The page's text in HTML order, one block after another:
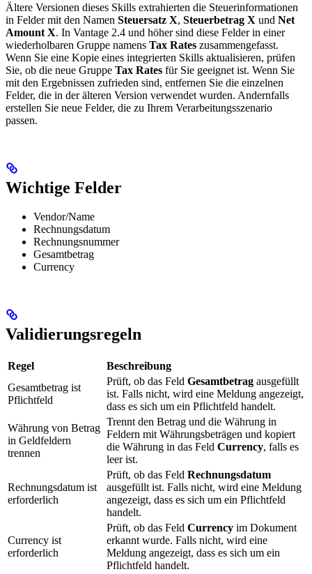
Ältere Versionen dieses Skills extrahierten die Steuerinformationen
in Felder mit den Namen Steuersatz X, Steuerbetrag X und Net
Amount X. In Vantage 2.4 und höher sind diese Felder in einer
wiederholbaren Gruppe namens Tax Rates zusammengefasst.
Wenn Sie eine Kopie eines integrierten Skills aktualisieren, prüfen
Sie, ob die neue Gruppe Tax Rates für Sie geeignet ist. Wenn Sie
mit den Ergebnissen zufrieden sind, entfernen Sie die einzelnen
Felder, die in der älteren Version verwendet wurden. Andernfalls
erstellen Sie neue Felder, die zu Ihrem Verarbeitungsszenario
passen.
Wichtige Felder
Vendor/Name
Rechnungsdatum
Rechnungsnummer
Gesamtbetrag
Currency
Validierungsregeln
Regel
Beschreibung
Gesamtbetrag ist
Pflichtfeld
Prüft, ob das Feld Gesamtbetrag ausgefüllt
ist. Falls nicht, wird eine Meldung angezeigt,
dass es sich um ein Pflichtfeld handelt.
Währung von Betrag
in Geldfeldern
trennen
Trennt den Betrag und die Währung in
Feldern mit Währungsbeträgen und kopiert
die Währung in das Feld Currency, falls es
leer ist.
Rechnungsdatum ist
erforderlich
Prüft, ob das Feld Rechnungsdatum
ausgefüllt ist. Falls nicht, wird eine Meldung
angezeigt, dass es sich um ein Pflichtfeld
handelt.
Currency ist
erforderlich
Prüft, ob das Feld Currency im Dokument
erkannt wurde. Falls nicht, wird eine
Meldung angezeigt, dass es sich um ein
Pflichtfeld handelt.